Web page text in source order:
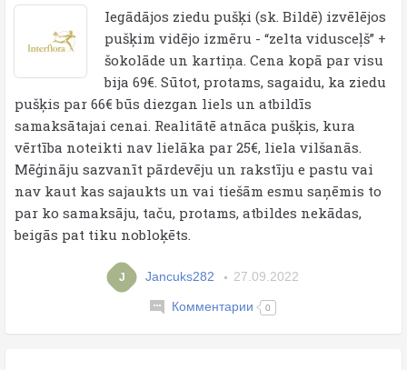
Iegādājos ziedu pušķi (sk. Bildē) izvēlējos
pušķim vidējo izmēru - “zelta vidusceļš” +
šokolāde un kartiņa. Cena kopā par visu
bija 69€. Sūtot, protams, sagaidu, ka ziedu
pušķis par 66€ būs diezgan liels un atbildīs
samaksātajai cenai. Realitātē atnāca pušķis, kura
vērtība noteikti nav lielāka par 25€, liela vilšanās.
Mēģināju sazvanīt pārdevēju un rakstīju e pastu vai
nav kaut kas sajaukts un vai tiešām esmu saņēmis to
par ko samaksāju, taču, protams, atbildes nekādas,
beigās pat tiku nobloķēts.
J Jancuks282 27.09.2022
Комментарии 0